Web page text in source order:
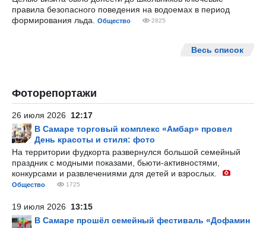
правила безопасного поведения на водоемах в период
формирования льда.
Общество 2825
Весь список
Фоторепортажи
26 июля 2026 12:17
В Самаре торговый комплекс «Амбар» провел
День красоты и стиля: фото
На территории фудкорта развернулся большой семейный
праздник с модными показами, бьюти-активностями,
конкурсами и развлечениями для детей и взрослых.
Общество 1725
19 июля 2026 13:15
В Самаре прошёл семейный фестиваль «Дофамин